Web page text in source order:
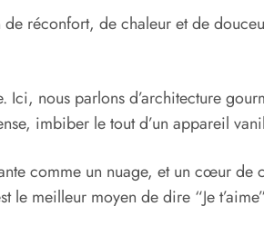
réconfort, de chaleur et de
nous parlons d’architecture
imbiber le tout d’un appareil
comme un nuage, et un cœur
meilleur moyen de dire “Je